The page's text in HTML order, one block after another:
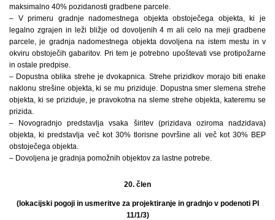
maksimalno 40% pozidanosti gradbene parcele.
– V primeru gradnje nadomestnega objekta obstoječega objekta, ki je
legalno zgrajen in leži bližje od dovoljenih 4 m ali celo na meji gradbene
parcele, je gradnja nadomestnega objekta dovoljena na istem mestu in v
okviru obstoječih gabaritov. Pri tem je potrebno upoštevati vse protipožarne
in ostale predpise.
– Dopustna oblika strehe je dvokapnica. Strehe prizidkov morajo biti enake
naklonu strešine objekta, ki se mu priziduje. Dopustna smer slemena strehe
objekta, ki se priziduje, je pravokotna na sleme strehe objekta, kateremu se
prizida.
– Novogradnjo predstavlja vsaka širitev (prizidava oziroma nadzidava)
objekta, ki predstavlja več kot 30% tlorisne površine ali več kot 30% BEP
obstoječega objekta.
– Dovoljena je gradnja pomožnih objektov za lastne potrebe.
20. člen
(lokacijski pogoji in usmeritve za projektiranje in gradnjo v podenoti PI
11/1/3)